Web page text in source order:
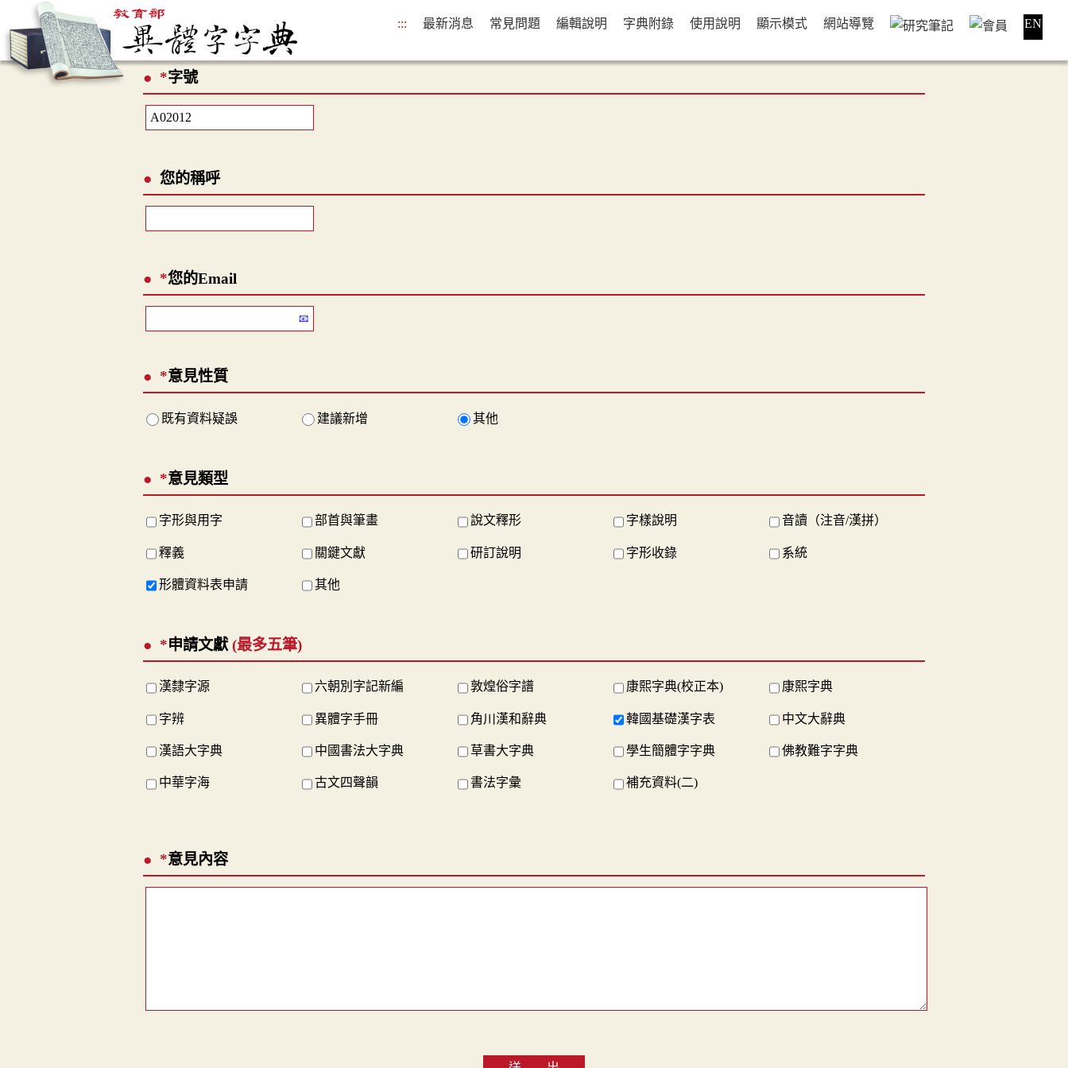
::: 最新消息 常見問題 編輯說明 字典附錄 使用說明 顯示模式 網站導覽 EN
*字號
您的稱呼
*您的Email
*意見性質
既有資料疑誤 建議新增 其他
*意見類型
字形與用字 部首與筆畫 說文釋形 字樣說明 音讀（注音/漢拼）
釋義 關鍵文獻 研訂說明 字形收錄 系統
形體資料表申請 其他
*申請文獻 (最多五筆)
漢隸字源 六朝別字記新編 敦煌俗字譜 康熙字典(校正本) 康熙字典
字辨 異體字手冊 角川漢和辭典 韓國基礎漢字表 中文大辭典
漢語大字典 中國書法大字典 草書大字典 學生簡體字字典 佛教難字字典
中華字海 古文四聲韻 書法字彙 補充資料(二)
*意見內容